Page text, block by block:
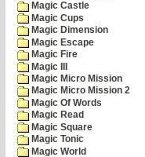
Magic Castle
Magic Cups
Magic Dimension
Magic Escape
Magic Fire
Magic III
Magic Micro Mission
Magic Micro Mission 2
Magic Of Words
Magic Read
Magic Square
Magic Tonic
Magic World